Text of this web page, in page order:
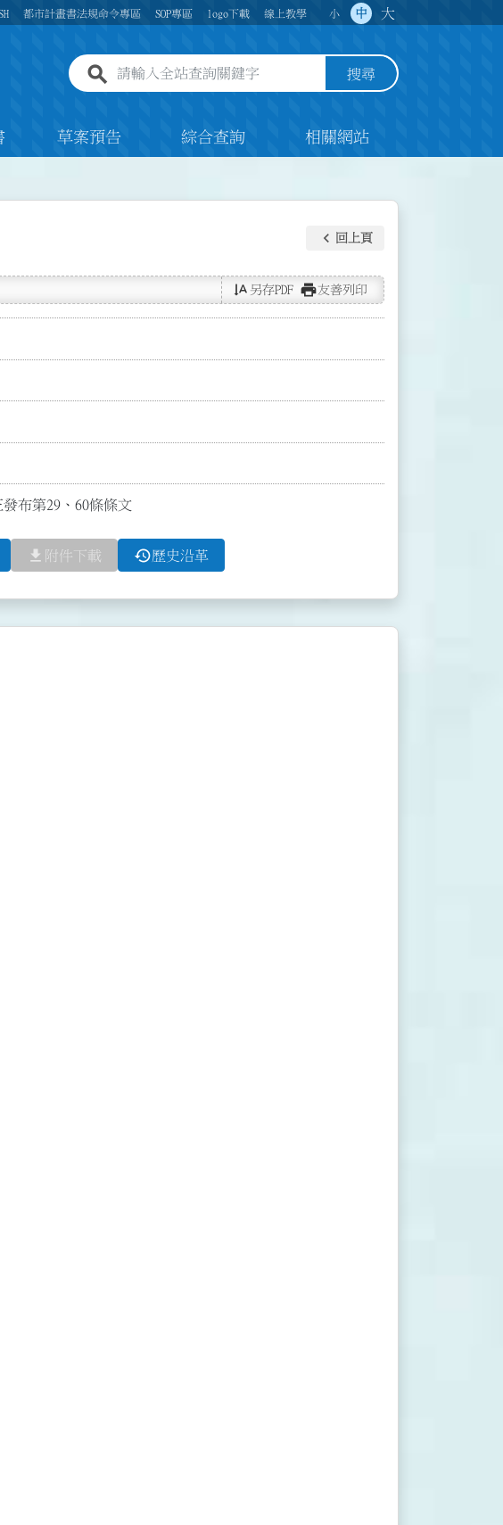
都市計畫書法規命令專區 SOP專區 logo下載 線上教學 小 中 大
全站查詢關鍵字欄位 搜尋
草案預告 綜合查詢 相關網站
keyboard_arrow_left 回上頁
text_rotate_vertical 另存PDF print友善列印
布第29、60條條文
file_download 附件下載 history歷史沿革